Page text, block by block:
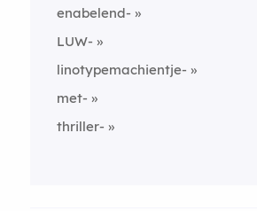
enabelend-
LUW-
linotypemachientje-
met-
thriller-